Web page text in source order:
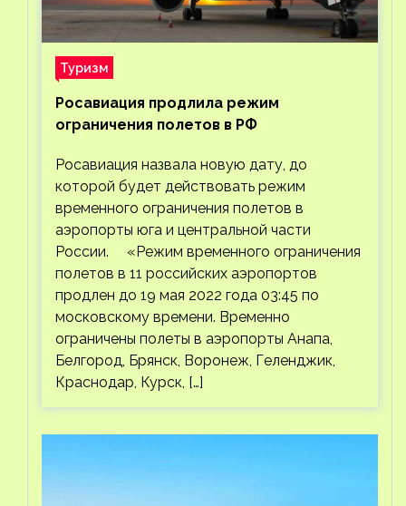
Туризм
Росавиация продлила режим
ограничения полетов в РФ
Росавиация назвала новую дату, до
которой будет действовать режим
временного ограничения полетов в
аэропорты юга и центральной части
России. «Режим временного ограничения
полетов в 11 российских аэропортов
продлен до 19 мая 2022 года 03:45 по
московскому времени. Временно
ограничены полеты в аэропорты Анапа,
Белгород, Брянск, Воронеж, Геленджик,
Краснодар, Курск, […]